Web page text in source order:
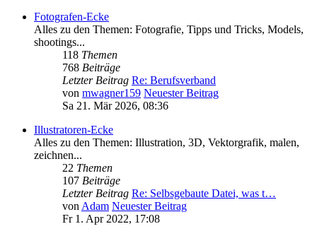
Fotografen-Ecke
Alles zu den Themen: Fotografie, Tipps und Tricks, Models,
shootings...
118 Themen
768 Beiträge
Letzter Beitrag Re: Berufsverband
von mwagner159 Neuester Beitrag
Sa 21. Mär 2026, 08:36
Illustratoren-Ecke
Alles zu den Themen: Illustration, 3D, Vektorgrafik, malen,
zeichnen...
22 Themen
107 Beiträge
Letzter Beitrag Re: Selbsgebaute Datei, was t…
vonAdam Neuester Beitrag
Fr 1. Apr 2022, 17:08